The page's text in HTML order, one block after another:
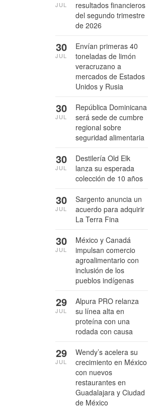
resultados financieros
del segundo trimestre
de 2026
JUL
Envían primeras 40
toneladas de limón
veracruzano a
mercados de Estados
Unidos y Rusia
30
JUL
República Dominicana
será sede de cumbre
regional sobre
seguridad alimentaria
30
JUL
Destilería Old Elk
lanza su esperada
colección de 10 años
30
JUL
Sargento anuncia un
acuerdo para adquirir
La Terra Fina
30
JUL
México y Canadá
impulsan comercio
agroalimentario con
inclusión de los
pueblos indígenas
30
JUL
Alpura PRO relanza
su línea alta en
proteína con una
rodada con causa
29
JUL
Wendy’s acelera su
crecimiento en México
con nuevos
restaurantes en
Guadalajara y Ciudad
de México
29
JUL